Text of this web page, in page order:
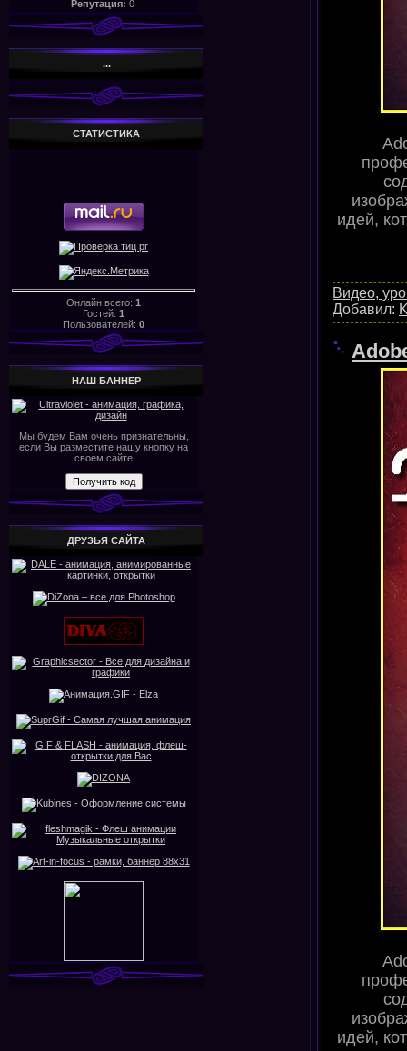
Репутация: 0
...
СТАТИСТИКА
Онлайн всего: 1
Гостей: 1
Пользователей: 0
НАШ БАHHЕР
Мы будем Вам очень признательны,
если Вы разместите нашу кнопку на
своем сайте
ДРУЗЬЯ САЙТА
идей,
Видео,
Добавил:
идей,